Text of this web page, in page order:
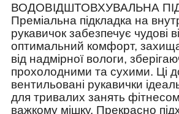
ВОДОВІДШТОВХУВАЛЬНА
Преміальна підкладка на
рукавичок забезпечує чудові
оптимальний комфорт,
від надмірної вологи,
прохолодними та сухими. Ці
вентильовані рукавички
для тривалих занять фітнесом
важкому мішку. Прекрасно